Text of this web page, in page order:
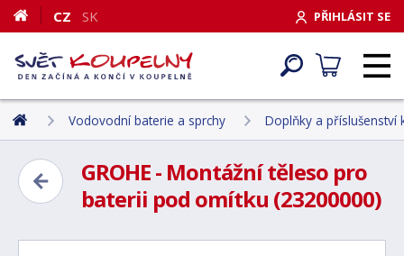
PŘIHLÁSIT SE
CZ SK
Vodovodní baterie a sprchy Doplňky a příslušenství
GROHE - Montážní těleso pro
baterii pod omítku (23200000)